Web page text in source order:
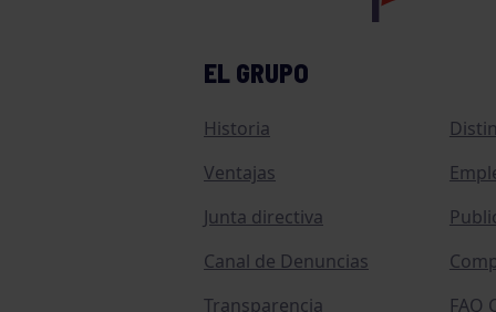
EL GRUPO
Historia
Ventajas
Junta directiva
Canal de Denuncias
Transparencia
FAQ